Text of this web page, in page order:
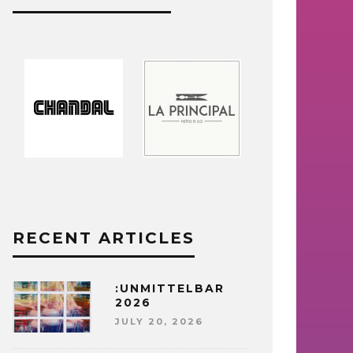
RECENT ARTICLES
:UNMITTELBAR
2026
JULY 20, 2026